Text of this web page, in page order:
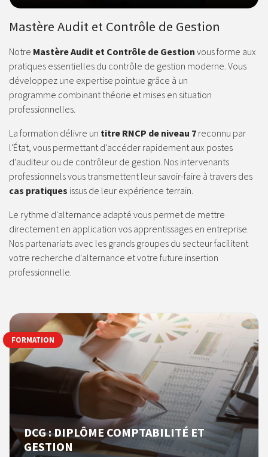
Mastère Audit et Contrôle de Gestion
Notre Mastère Audit et Contrôle de Gestion vous forme aux
pratiques essentielles du contrôle de gestion moderne. Vous
développez une expertise pointue grâce à un
programme combinant théorie et mises en situation
professionnelles.
La formation délivre un titre RNCP de niveau 7 reconnu par
l'État, vous permettant d'accéder rapidement aux postes
d'auditeur ou de contrôleur de gestion. Nos intervenants
professionnels vous transmettent leur savoir-faire à travers des
cas pratiques issus de leur expérience terrain.
Le rythme d'alternance adapté vous permet de mettre
directement en application vos apprentissages en entreprise.
Nos partenariats avec les grands groupes du secteur facilitent
votre recherche d'alternance et votre future insertion
professionnelle.
DCG : DIPLÔME COMPTABILITÉ ET
GESTION
FORMATION